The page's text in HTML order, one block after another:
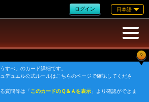
ログイン 日本語
?
すべ」のカード詳細です。
デュエル公式ルールはこちらのページで確認してくださ
質問等は「このカードのＱ＆Ａを表示 」より確認ができま